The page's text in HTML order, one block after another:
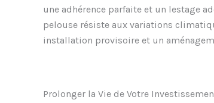
une adhérence parfaite et un lestage
pelouse résiste aux variations
installation provisoire et un
Prolonger la Vie de Votre